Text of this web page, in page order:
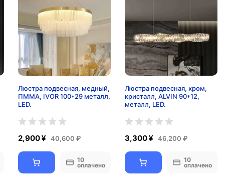
Люстра подвесная, медный,
ПММА, IVOR 100*29 металл,
LED.
2,900 ¥ 40,600 ₽
10
оплачено
Люстра подвесная, хром,
кристалл, ALVIN 90*12,
металл, LED.
3,300 ¥ 46,200 ₽
10
оплачено